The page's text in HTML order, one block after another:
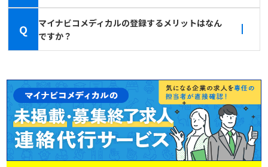
Q
マイナビコメディカルの登録するメリットはなん
ですか？